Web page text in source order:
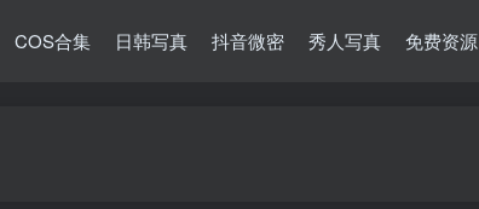
COS合集 日韩写真 抖音微密 秀人写真 免费资源